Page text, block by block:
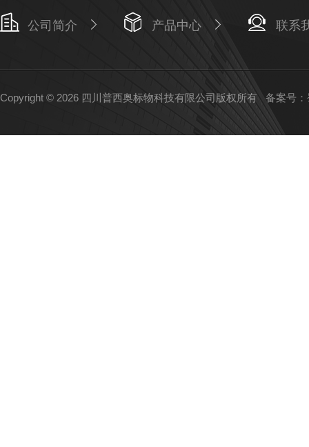
公司简介 产品中心 联系
Copyright © 2026 四川普西奥标物科技有限公司版权所有 备案号：